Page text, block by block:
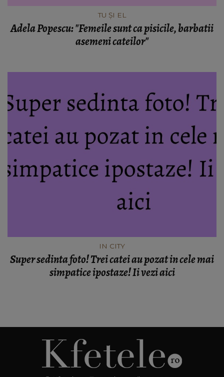
TU ȘI EL
Adela Popescu: "Femeile sunt ca pisicile, barbatii
asemeni cateilor"
IN CITY
Super sedinta foto! Trei catei au pozat in cele mai
simpatice ipostaze! Ii vezi aici